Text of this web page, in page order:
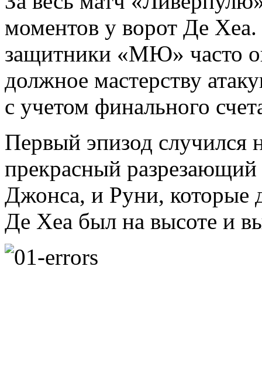
моментов у ворот Де Хеа.
защитники «МЮ» часто
должное мастерству
с учетом финального
Первый эпизод случился
прекрасный разрезающий
Джонса, и Руни, которые
Де Хеа был на высоте и